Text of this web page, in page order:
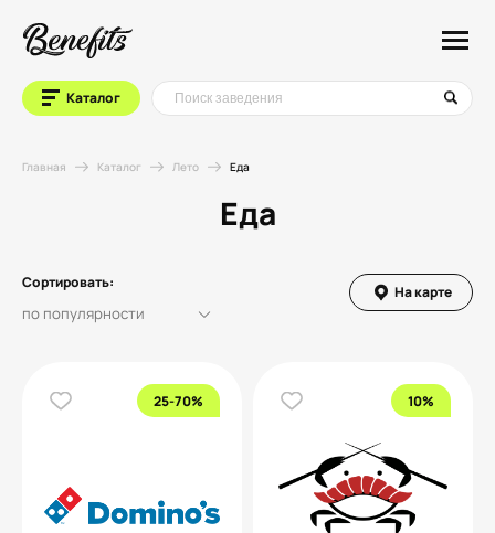
Каталог
Главная Каталог Лето Еда
Еда
Сортировать:
На карте
25-70% 10%